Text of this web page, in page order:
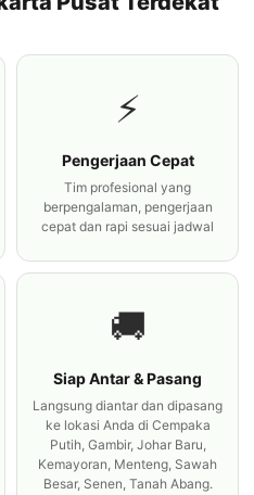
⚡
Pengerjaan Cepat
Tim profesional yang
berpengalaman, pengerjaan
cepat dan rapi sesuai jadwal
🚚
Siap Antar & Pasang
Langsung diantar dan dipasang
ke lokasi Anda di Cempaka
Putih, Gambir, Johar Baru,
Kemayoran, Menteng, Sawah
Besar, Senen, Tanah Abang.